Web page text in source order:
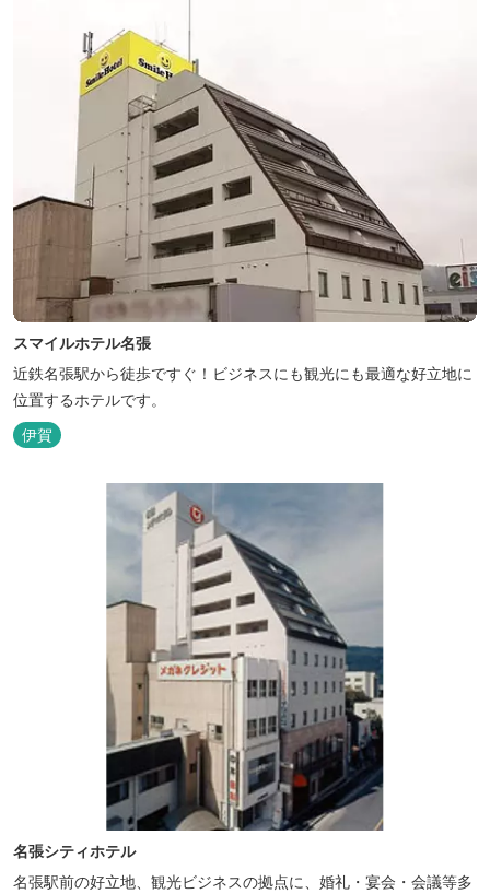
スマイルホテル名張
近鉄名張駅から徒歩ですぐ！ビジネスにも観光にも最適な好立地に
位置するホテルです。
伊賀
名張シティホテル
名張駅前の好立地、観光ビジネスの拠点に、婚礼・宴会・会議等多